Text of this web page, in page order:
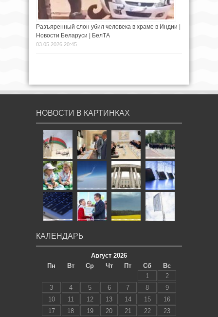
Разъяренный слон убил человека в храме в Индии |
Новости Беларуси | БелТА
03.05.2026 20:45
НОВОСТИ В КАРТИНКАХ
КАЛЕНДАРЬ
Август 2026
Пн
Вт Ср Чт Пт Сб
Вс
1
2
3
4 5 6 7 8
9
10
11 12 13 14 15
16
17
18 19 20 21 22
23